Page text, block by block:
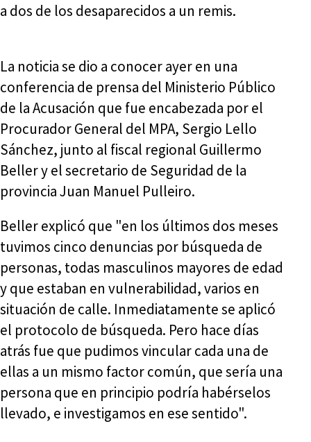
a dos de los desaparecidos a un remis.
La noticia se dio a conocer ayer en una
conferencia de prensa del Ministerio Público
de la Acusación que fue encabezada por el
Procurador General del MPA, Sergio Lello
Sánchez, junto al fiscal regional Guillermo
Beller y el secretario de Seguridad de la
provincia Juan Manuel Pulleiro.
Beller explicó que "en los últimos dos meses
tuvimos cinco denuncias por búsqueda de
personas, todas masculinos mayores de edad
y que estaban en vulnerabilidad, varios en
situación de calle. Inmediatamente se aplicó
el protocolo de búsqueda. Pero hace días
atrás fue que pudimos vincular cada una de
ellas a un mismo factor común, que sería una
persona que en principio podría habérselos
llevado, e investigamos en ese sentido".